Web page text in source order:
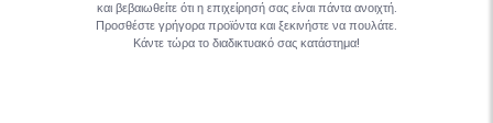
και βεβαιωθείτε ότι η επιχείρησή σας είναι πάντα ανοιχτή.
Προσθέστε γρήγορα προϊόντα και ξεκινήστε να πουλάτε.
Κάντε τώρα το διαδικτυακό σας κατάστημα!